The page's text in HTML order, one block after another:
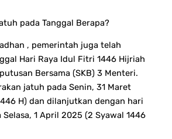
pada Tanggal Berapa?
, pemerintah juga telah
Hari Raya Idul Fitri 1446 Hijriah
Bersama (SKB) 3 Menteri.
jatuh pada Senin, 31 Maret
H) dan dilanjutkan dengan hari
1 April 2025 (2 Syawal 1446